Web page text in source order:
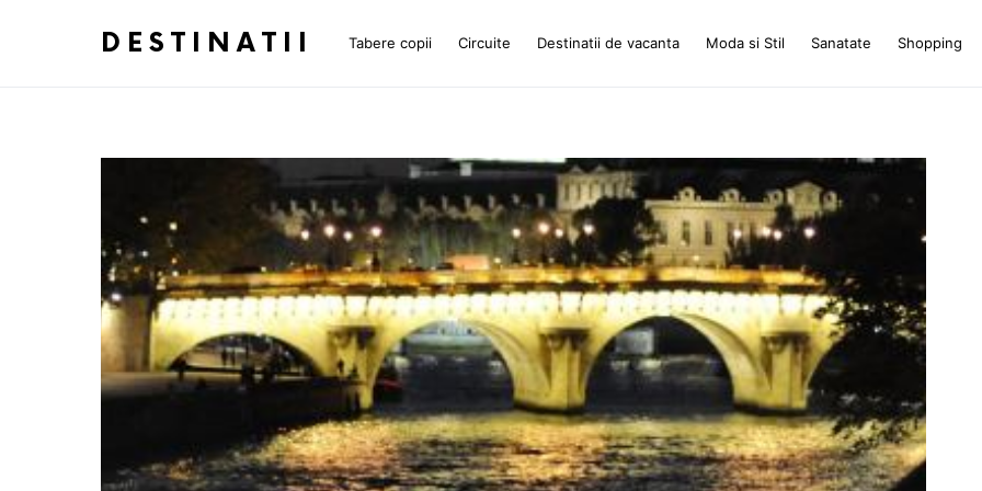
DESTINATII Tabere copii Circuite Destinatii de vacanta Moda si Stil Sanatate Shopping